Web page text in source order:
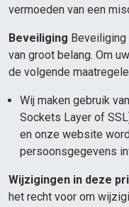
vermoeden van een
Beveiliging
van groot belang. Om
de volgende
Wij maken gebruik
Sockets Layer of
en onze website
persoonsgegevens
Wijzigingen in deze
het recht voor om